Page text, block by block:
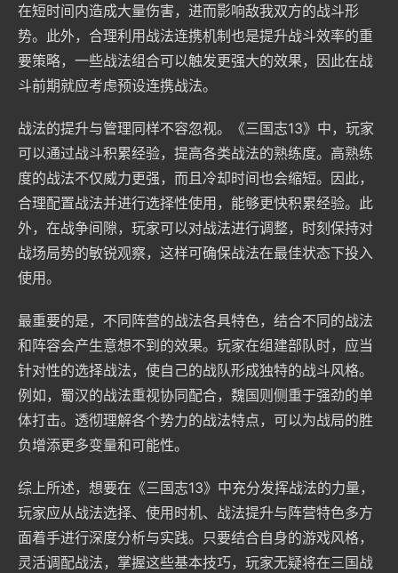
在短时间内造成大量伤害，进而影响敌我双方的战斗形
势。此外，合理利用战法连携机制也是提升战斗效率的重
要策略，一些战法组合可以触发更强大的效果，因此在战
斗前期就应考虑预设连携战法。
战法的提升与管理同样不容忽视。《三国志13》中，玩家
可以通过战斗积累经验，提高各类战法的熟练度。高熟练
度的战法不仅威力更强，而且冷却时间也会缩短。因此，
合理配置战法并进行选择性使用，能够更快积累经验。此
外，在战争间隙，玩家可以对战法进行调整，时刻保持对
战场局势的敏锐观察，这样可确保战法在最佳状态下投入
使用。
最重要的是，不同阵营的战法各具特色，结合不同的战法
和阵容会产生意想不到的效果。玩家在组建部队时，应当
针对性的选择战法，使自己的战队形成独特的战斗风格。
例如，蜀汉的战法重视协同配合，魏国则侧重于强劲的单
体打击。透彻理解各个势力的战法特点，可以为战局的胜
负增添更多变量和可能性。
综上所述，想要在《三国志13》中充分发挥战法的力量，
玩家应从战法选择、使用时机、战法提升与阵营特色多方
面着手进行深度分析与实践。只要结合自身的游戏风格，
灵活调配战法，掌握这些基本技巧，玩家无疑将在三国战